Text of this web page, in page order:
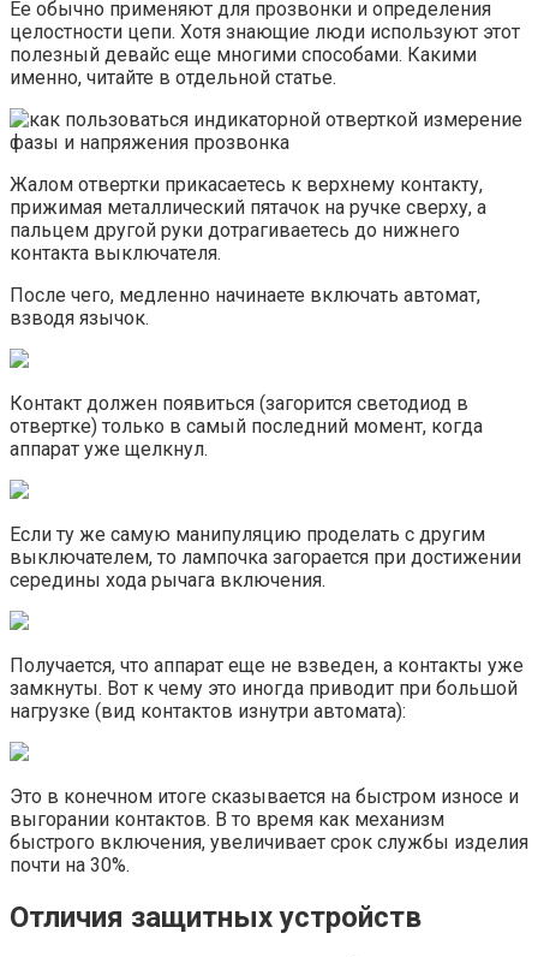
Ее обычно применяют для прозвонки и определения
целостности цепи. Хотя знающие люди используют этот
полезный девайс еще многими способами. Какими
именно, читайте в отдельной статье.
Жалом отвертки прикасаетесь к верхнему контакту,
прижимая металлический пятачок на ручке сверху, а
пальцем другой руки дотрагиваетесь до нижнего
контакта выключателя.
После чего, медленно начинаете включать автомат,
взводя язычок.
Контакт должен появиться (загорится светодиод в
отвертке) только в самый последний момент, когда
аппарат уже щелкнул.
Если ту же самую манипуляцию проделать с другим
выключателем, то лампочка загорается при достижении
середины хода рычага включения.
Получается, что аппарат еще не взведен, а контакты уже
замкнуты. Вот к чему это иногда приводит при большой
нагрузке (вид контактов изнутри автомата):
Это в конечном итоге сказывается на быстром износе и
выгорании контактов. В то время как механизм
быстрого включения, увеличивает срок службы изделия
почти на 30%.
Отличия защитных устройств